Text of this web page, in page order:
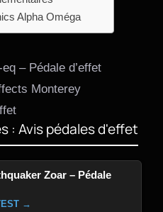
Alpha Oméga
– Pédale d’effet
Monterey
: Avis pédales d'effet
Zoar – Pédale
→